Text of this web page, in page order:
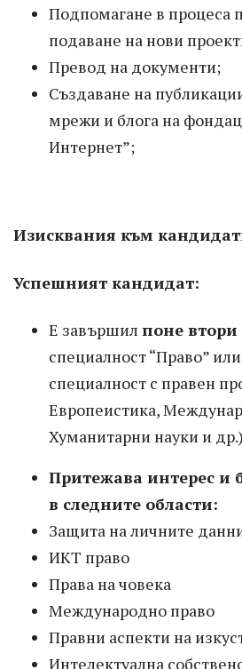
Подпомагане в процеса
подаване на нови
Превод на документи;
Създаване на
мрежи и блога на
Интернет”;
Изисквания към
Успешният кандидат:
Е завършил поне втори
специалност “Право”
специалност с правен
Европеистика,
Хуманитарни науки и др.)
Притежава интерес и
в следните области:
Защита на личните
ИКТ право
Права на човека
Международно право
Правни аспекти на
Интелектуална